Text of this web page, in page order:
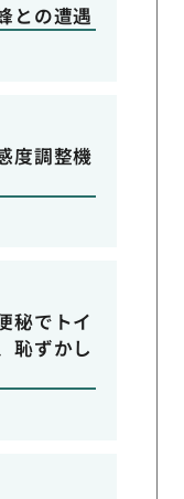
との遭遇
度調整機
秘でトイ
恥ずかし